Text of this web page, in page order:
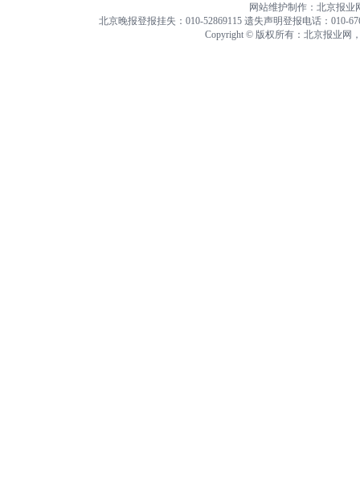
网站维护制作：北京报业
北京晚报登报挂失 ：010-52869115 遗失声明登报电话：010-
Copyright © 版权所有：北京报业网